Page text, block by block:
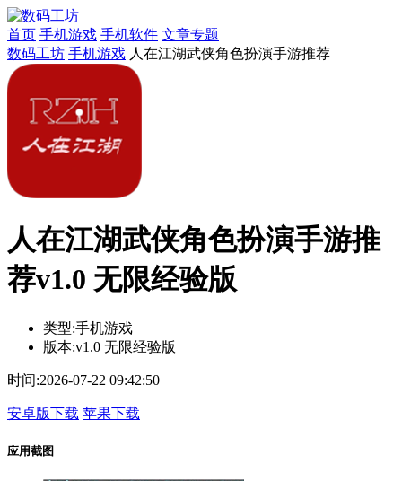
首页 手机游戏 手机软件 文章专题
数码工坊 手机游戏 人在江湖武侠角色扮演手游推荐
人在江湖武侠角色扮演手游推
荐v1.0 无限经验版
类型:手机游戏
版本:v1.0 无限经验版
时间:2026-07-22 09:42:50
安卓版下载 苹果下载
应用截图